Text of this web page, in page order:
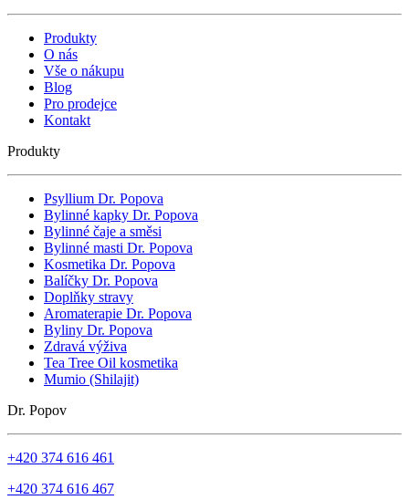
Produkty
O nás
Vše o nákupu
Blog
Pro prodejce
Kontakt
Produkty
Psyllium Dr. Popova
Bylinné kapky Dr. Popova
Bylinné čaje a směsi
Bylinné masti Dr. Popova
Kosmetika Dr. Popova
Balíčky Dr. Popova
Doplňky stravy
Aromaterapie Dr. Popova
Byliny Dr. Popova
Zdravá výživa
Tea Tree Oil kosmetika
Mumio (Shilajit)
Dr. Popov
+420 374 616 461
+420 374 616 467